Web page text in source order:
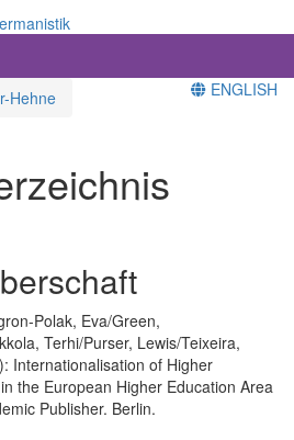
Hehne
ENGLISH
Polak, Eva/Green,
Terhi/Purser, Lewis/Teixeira,
Internationalisation of Higher
the European Higher Education Area
Publisher. Berlin.